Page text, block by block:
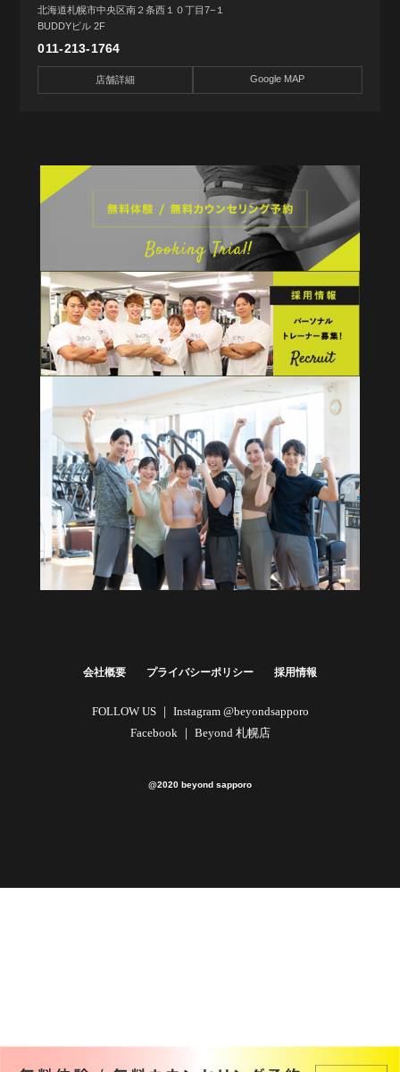
北海道札幌市中央区南２条西１０丁目7−１
BUDDYビル 2F
011-213-1764
店舗詳細 Google MAP
会社概要 プライバシーポリシー 採用情報
FOLLOW US ｜ Instagram @beyondsapporo
Facebook ｜ Beyond 札幌店
@2020 beyond sapporo